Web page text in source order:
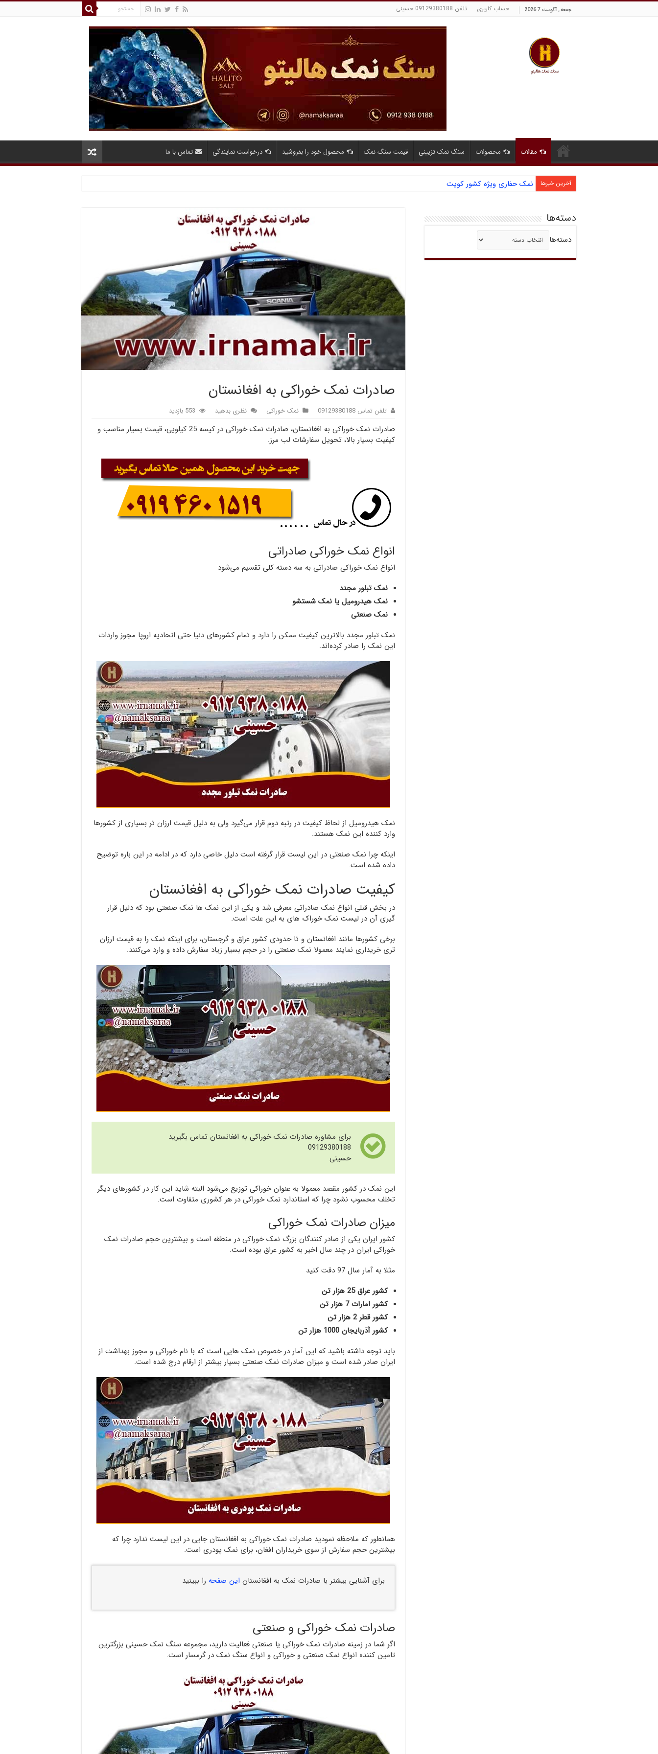
جمعه , آگوست 7 2026 حساب کاربری تلفن 09129380188 حسینی
مقالات محصولات سنگ نمک تزیینی قیمت سنگ نمک محصول خود را بفروشید درخواست نمایندگی تماس با ما
آخرین خبرها نمک حفاری ویژه کشور کویت
صادرات نمک خوراکی به افغانستان
تلفن تماس 09129380188 نمک خوراکی نظری بدهید 553 بازدید
صادرات نمک خوراکی به افغانستان، صادرات نمک خوراکی در کیسه 25 کیلویی، قیمت بسیار مناسب و
کیفیت بسیار بالا، تحویل سفارشات لب مرز.
انواع نمک خوراکی صادراتی
انواع نمک خوراکی صادراتی به سه دسته کلی تقسیم می‌شود
نمک تبلور مجدد
نمک هیدرومیل یا نمک شستشو
نمک صنعتی
نمک تبلور مجدد بالاترین کیفیت ممکن را دارد و تمام کشورهای دنیا حتی اتحادیه اروپا مجوز واردات
این نمک را صادر کرده‌اند.
نمک هیدرومیل از لحاظ کیفیت در رتبه دوم قرار می‌گیرد ولی به دلیل قیمت ارزان تر بسیاری از کشورها
وارد کننده این نمک هستند.
اینکه چرا نمک صنعتی در این لیست قرار گرفته است دلیل خاصی دارد که در ادامه در این باره توضیح
داده شده است.
کیفیت صادرات نمک خوراکی به افغانستان
در بخش قبلی انواع نمک صادراتی معرفی شد و یکی از این نمک ها نمک صنعتی بود که دلیل قرار
گیری آن در لیست نمک خوراک های به این علت است.
برخی کشورها مانند افغانستان و تا حدودی کشور عراق و گرجستان، برای اینکه نمک را به قیمت ارزان
تری خریداری نمایند معمولا نمک صنعتی را در حجم بسیار زیاد سفارش داده و وارد می‌کنند.
برای مشاوره صادرات نمک خوراکی به افغانستان تماس بگیرید
09129380188
حسینی
این نمک در کشور مقصد معمولا به عنوان خوراکی توزیع می‌شود البته شاید این کار در کشورهای دیگر
تخلف محسوب نشود چرا که استاندارد نمک خوراکی در هر کشوری متفاوت است.
میزان صادرات نمک خوراکی
کشور ایران یکی از صادر کنندگان بزرگ نمک خوراکی در منطقه است و بیشترین حجم صادرات نمک
خوراکی ایران در چند سال اخیر به کشور عراق بوده است.
مثلا به آمار سال 97 دقت کنید
کشور عراق 25 هزار تن
کشور امارات 7 هزار تن
کشور قطر 2 هزار تن
کشور آذربایجان 1000 هزار تن
باید توجه داشته باشید که این آمار در خصوص نمک هایی است که با نام خوراکی و مجوز بهداشت از
ایران صادر شده است و میزان صادرات نمک صنعتی بسیار بیشتر از ارقام درج شده است.
همانطور که ملاحظه نمودید صادرات نمک خوراکی به افغانستان جایی در این لیست ندارد چرا که
بیشترین حجم سفارش از سوی خریداران افغان، برای نمک پودری است.
برای آشنایی بیشتر با صادرات نمک به افغانستان این صفحه را ببینید
صادرات نمک خوراکی و صنعتی
اگر شما در زمینه صادرات نمک خوراکی یا صنعتی فعالیت دارید، مجموعه سنگ نمک حسینی بزرگترین
تامین کننده انواع نمک صنعتی و خوراکی و انواع سنگ نمک در گرمسار است.
دسته‌ها
دسته‌ها